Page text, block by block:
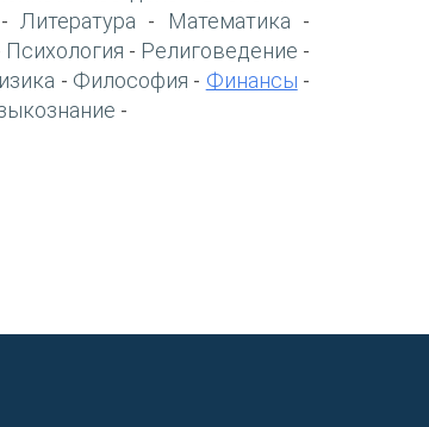
- Литература - Математика -
Психология - Религоведение -
- Философия - Финансы -
-